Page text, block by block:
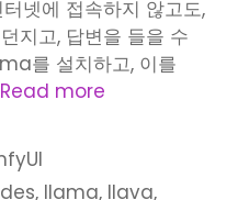
넷에 접속하지 않고도,
지고, 답변을 들을 수
를 설치하고, 이를
Read more
, llama, llava,